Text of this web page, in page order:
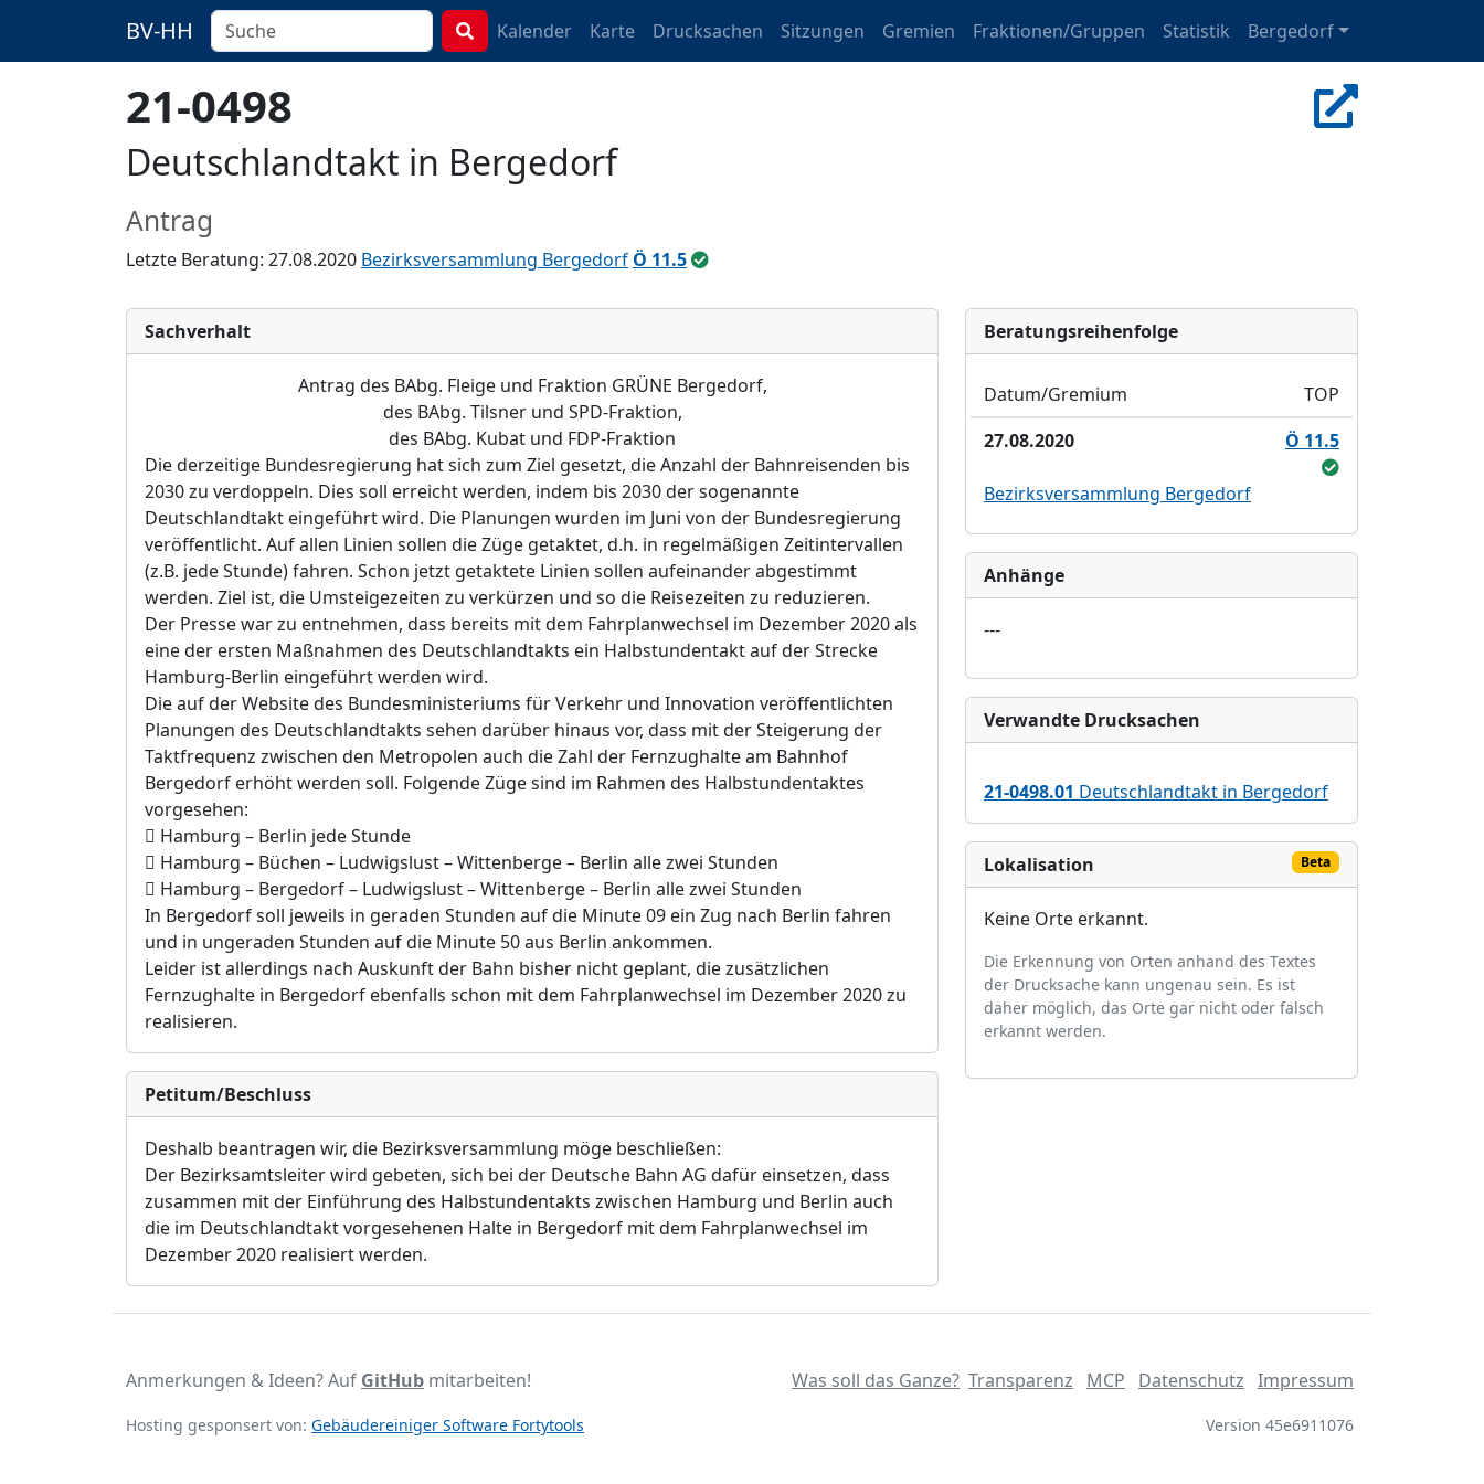
BV-HH Kalender Karte Drucksachen Sitzungen Gremien Fraktionen/Gruppen Statistik Bergedorf
21-0498
Deutschlandtakt in Bergedorf
Antrag
Letzte Beratung: 27.08.2020 Bezirksversammlung Bergedorf Ö 11.5
Sachverhalt
Antrag des BAbg. Fleige und Fraktion GRÜNE Bergedorf,
des BAbg. Tilsner und SPD-Fraktion,
des BAbg. Kubat und FDP-Fraktion
Die derzeitige Bundesregierung hat sich zum Ziel gesetzt, die Anzahl der Bahnreisenden bis
2030 zu verdoppeln. Dies soll erreicht werden, indem bis 2030 der sogenannte
Deutschlandtakt eingeführt wird. Die Planungen wurden im Juni von der Bundesregierung
veröffentlicht. Auf allen Linien sollen die Züge getaktet, d.h. in regelmäßigen Zeitintervallen
(z.B. jede Stunde) fahren. Schon jetzt getaktete Linien sollen aufeinander abgestimmt
werden. Ziel ist, die Umsteigezeiten zu verkürzen und so die Reisezeiten zu reduzieren.
Der Presse war zu entnehmen, dass bereits mit dem Fahrplanwechsel im Dezember 2020 als
eine der ersten Maßnahmen des Deutschlandtakts ein Halbstundentakt auf der Strecke
Hamburg-Berlin eingeführt werden wird.
Die auf der Website des Bundesministeriums für Verkehr und Innovation veröffentlichten
Planungen des Deutschlandtakts sehen darüber hinaus vor, dass mit der Steigerung der
Taktfrequenz zwischen den Metropolen auch die Zahl der Fernzughalte am Bahnhof
Bergedorf erhöht werden soll. Folgende Züge sind im Rahmen des Halbstundentaktes
vorgesehen:
 Hamburg – Berlin jede Stunde
 Hamburg – Büchen – Ludwigslust – Wittenberge – Berlin alle zwei Stunden
 Hamburg – Bergedorf – Ludwigslust – Wittenberge – Berlin alle zwei Stunden
In Bergedorf soll jeweils in geraden Stunden auf die Minute 09 ein Zug nach Berlin fahren
und in ungeraden Stunden auf die Minute 50 aus Berlin ankommen.
Leider ist allerdings nach Auskunft der Bahn bisher nicht geplant, die zusätzlichen
Fernzughalte in Bergedorf ebenfalls schon mit dem Fahrplanwechsel im Dezember 2020 zu
realisieren.
Petitum/Beschluss
Deshalb beantragen wir, die Bezirksversammlung möge beschließen:
Der Bezirksamtsleiter wird gebeten, sich bei der Deutsche Bahn AG dafür einsetzen, dass
zusammen mit der Einführung des Halbstundentakts zwischen Hamburg und Berlin auch
die im Deutschlandtakt vorgesehenen Halte in Bergedorf mit dem Fahrplanwechsel im
Dezember 2020 realisiert werden.
Bera­tungs­reihen­folge
Datum/Gremium
TOP
27.08.2020
Ö 11.5
Bezirksversammlung Bergedorf
Anhänge
---
Verwandte Drucksachen
21-0498.01 Deutschlandtakt in Bergedorf
Lokalisation Beta
Keine Orte erkannt.
Die Erkennung von Orten anhand des Textes
der Drucksache kann ungenau sein. Es ist
daher möglich, das Orte gar nicht oder falsch
erkannt werden.
Was soll das Ganze? Transparenz MCP Datenschutz Impressum
Version 45e6911076
Anmerkungen & Ideen? Auf GitHub mitarbeiten!
Hosting gesponsert von: Gebäudereiniger Software Fortytools